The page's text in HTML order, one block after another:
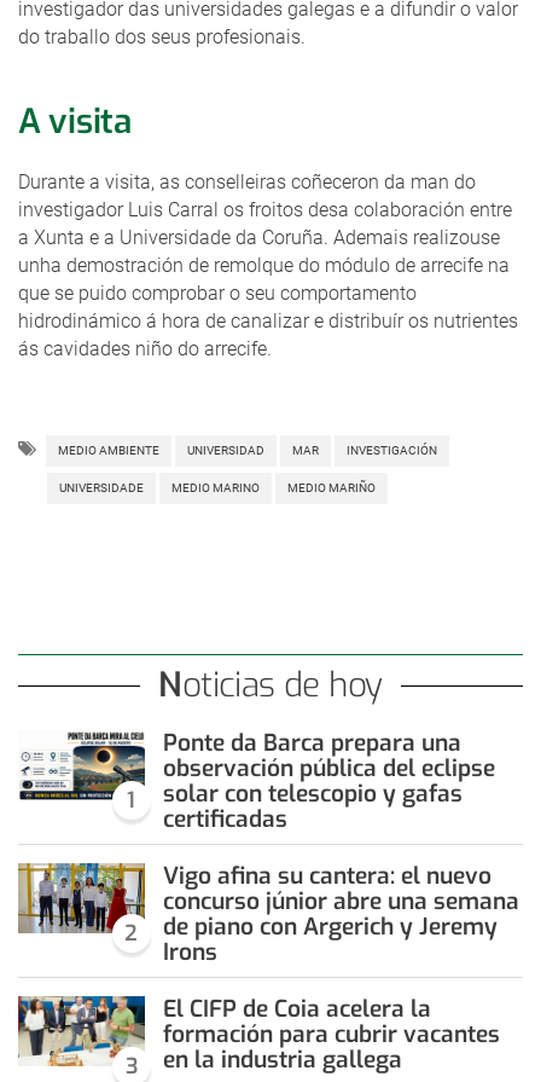
investigador das universidades galegas e a difundir o valor
do traballo dos seus profesionais.
A visita
Durante a visita, as conselleiras coñeceron da man do
investigador Luis Carral os froitos desa colaboración entre
a Xunta e a Universidade da Coruña. Ademais realizouse
unha demostración de remolque do módulo de arrecife na
que se puido comprobar o seu comportamento
hidrodinámico á hora de canalizar e distribuír os nutrientes
ás cavidades niño do arrecife.
MEDIO AMBIENTE UNIVERSIDAD MAR INVESTIGACIÓN
UNIVERSIDADE MEDIO MARINO MEDIO MARIÑO
Noticias de hoy
1
Ponte da Barca prepara una
observación pública del eclipse
solar con telescopio y gafas
certificadas
2
Vigo afina su cantera: el nuevo
concurso júnior abre una semana
de piano con Argerich y Jeremy
Irons
3
El CIFP de Coia acelera la
formación para cubrir vacantes
en la industria gallega